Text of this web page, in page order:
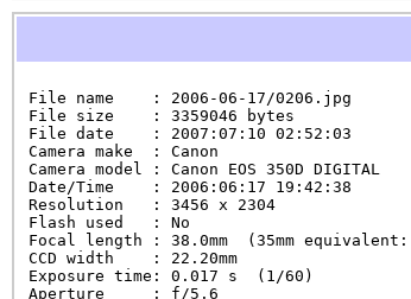
File name    : 2006-06-17/0206.jpg
File size    : 3359046 bytes
File date    : 2007:07:10 02:52:03
Camera make  : Canon
Camera model : Canon EOS 350D DIGITAL
Date/Time    : 2006:06:17 19:42:38
Resolution   : 3456 x 2304
Flash used   : No
Focal length : 38.0mm  (35mm equivalent:
CCD width    : 22.20mm
Exposure time: 0.017 s  (1/60)
Aperture     : f/5.6